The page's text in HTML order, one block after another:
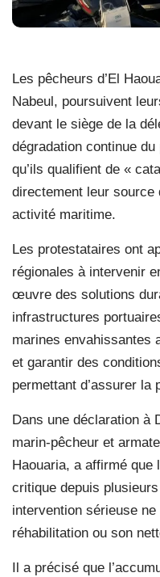
Les pêcheurs d’El
Nabeul, poursuivent
devant le siège de la
dégradation continue
qu’ils qualifient de «
directement leur
activité maritime.
Les protestataires ont
régionales à intervenir
œuvre des solutions
infrastructures
marines envahissantes
et garantir des
permettant d’assurer la
Dans une déclaration à
marin-pêcheur et
Haouaria, a affirmé que
critique depuis
intervention sérieuse
réhabilitation ou son
Il a précisé que